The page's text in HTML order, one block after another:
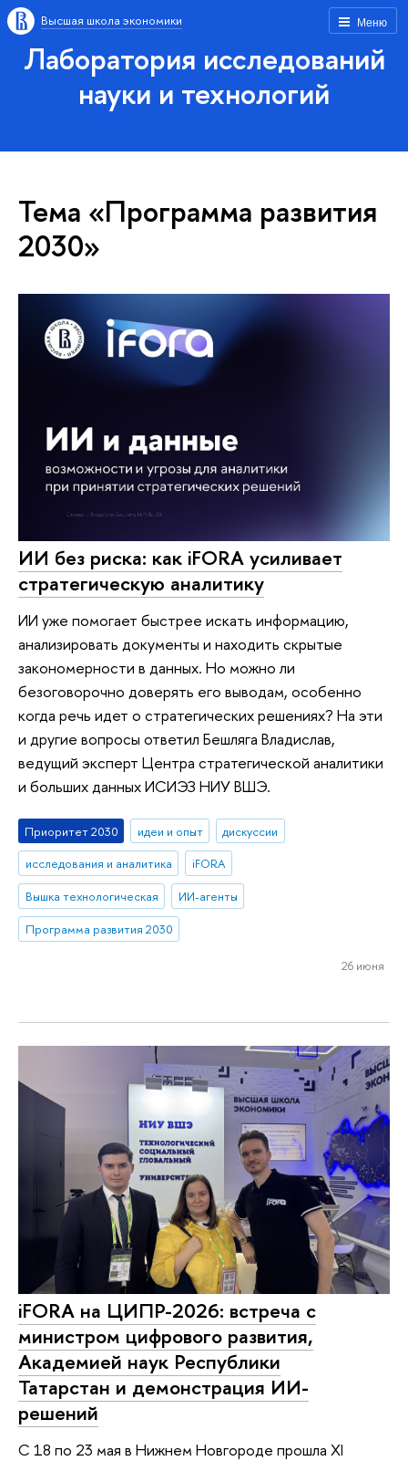
Меню
Высшая школа экономики
Лаборатория исследований
науки и технологий
Тема «Программа развития
2030»
ИИ без риска: как iFORA усиливает
стратегическую аналитику
ИИ уже помогает быстрее искать информацию,
анализировать документы и находить скрытые
закономерности в данных. Но можно ли
безоговорочно доверять его выводам, особенно
когда речь идет о стратегических решениях? На эти
и другие вопросы ответил Бешляга Владислав,
ведущий эксперт Центра стратегической аналитики
и больших данных ИСИЭЗ НИУ ВШЭ.
Приоритет 2030 идеи и опыт
дискуссии
исследования и аналитика
iFORA
Вышка технологическая
ИИ-агенты
Программа развития 2030
26 июня
iFORA на ЦИПР-2026: встреча с
министром цифрового развития,
Академией наук Республики
Татарстан и демонстрация ИИ-
решений
С 18 по 23 мая в Нижнем Новгороде прошла XI